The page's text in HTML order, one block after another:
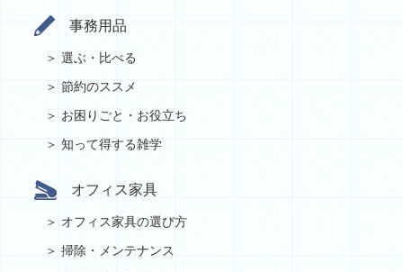
事務用品
選ぶ・比べる
節約のススメ
お困りごと・お役立ち
知って得する雑学
オフィス家具
オフィス家具の選び方
掃除・メンテナンス